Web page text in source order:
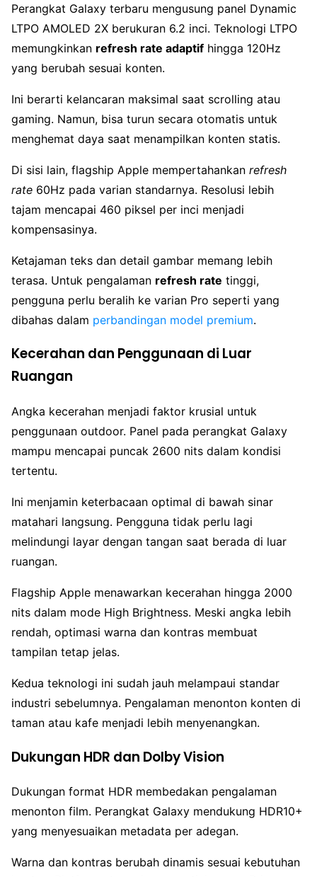
Perangkat Galaxy terbaru mengusung panel Dynamic
LTPO AMOLED 2X berukuran 6.2 inci. Teknologi LTPO
memungkinkan refresh rate adaptif hingga 120Hz
yang berubah sesuai konten.
Ini berarti kelancaran maksimal saat scrolling atau
gaming. Namun, bisa turun secara otomatis untuk
menghemat daya saat menampilkan konten statis.
Di sisi lain, flagship Apple mempertahankan refresh
rate 60Hz pada varian standarnya. Resolusi lebih
tajam mencapai 460 piksel per inci menjadi
kompensasinya.
Ketajaman teks dan detail gambar memang lebih
terasa. Untuk pengalaman refresh rate tinggi,
pengguna perlu beralih ke varian Pro seperti yang
dibahas dalam perbandingan model premium.
Kecerahan dan Penggunaan di Luar
Ruangan
Angka kecerahan menjadi faktor krusial untuk
penggunaan outdoor. Panel pada perangkat Galaxy
mampu mencapai puncak 2600 nits dalam kondisi
tertentu.
Ini menjamin keterbacaan optimal di bawah sinar
matahari langsung. Pengguna tidak perlu lagi
melindungi layar dengan tangan saat berada di luar
ruangan.
Flagship Apple menawarkan kecerahan hingga 2000
nits dalam mode High Brightness. Meski angka lebih
rendah, optimasi warna dan kontras membuat
tampilan tetap jelas.
Kedua teknologi ini sudah jauh melampaui standar
industri sebelumnya. Pengalaman menonton konten di
taman atau kafe menjadi lebih menyenangkan.
Dukungan HDR dan Dolby Vision
Dukungan format HDR membedakan pengalaman
menonton film. Perangkat Galaxy mendukung HDR10+
yang menyesuaikan metadata per adegan.
Warna dan kontras berubah dinamis sesuai kebutuhan